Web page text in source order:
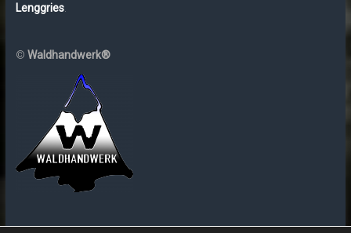
Lenggries.
© Waldhandwerk®